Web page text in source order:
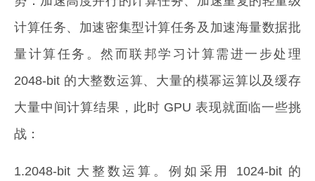
计算任务、加速密集型计算任务及加速海量数据批
量计算任务。然而联邦学习计算需进一步处理
2048-bit 的大整数运算、大量的模幂运算以及缓存
大量中间计算结果，此时 GPU 表现就面临一些挑
战：
1.2048-bit 大整数运算。例如采用 1024-bit 的